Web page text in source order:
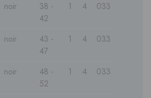
noir
38 -
42
1 4 033
noir
43 -
47
1 4 033
noir
48 -
52
1 4 033